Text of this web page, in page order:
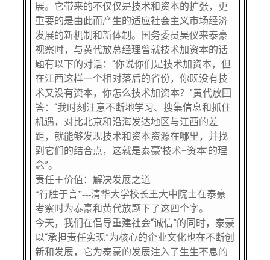
展。它带来的不仅仅是技术和资本的扩张，更
重要的是由此而产生的适应社会主义市场经济
发展的新机制和新体制。国务委员吴仪来泰豪
视察时，与黄代放总经理曾就技术加资本的话
题有以下的对话：“你说你们是技术加资本，但
在江西这样一个相对落后的省份，你既没有技
术又没有资本，你怎么技术加资本？”黄代放回
答：“我时刻注意不断地学习、搜集信息和抓住
机遇，对比北京和沿海发达地区与江西的差
距，就能够发现技术和资本资源在哪里，并找
到它们的结合点，这就是泰豪‘技术+资本’的理
念”。
责任＋价值：解决发展之道
“行胜于言”---清华大学校长王大中院士在泰豪
考察时为泰豪和黄代放题下了这四个字。
今天，我们在倡导重建社会“诚信”的同时，泰豪
以“承担责任实现”为核心的企业文化也在不断创
新和发展，它为泰豪的发展注入了生生不息的